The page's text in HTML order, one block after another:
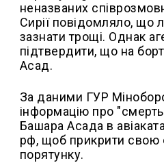
неназваних
Сирії повідомляло, що
зазнати трощі. Однак
підтвердити, що на
Асад.
За даними ГУР
інформацію про
Башара Асада в
рф, щоб прикрити свою
порятунку.